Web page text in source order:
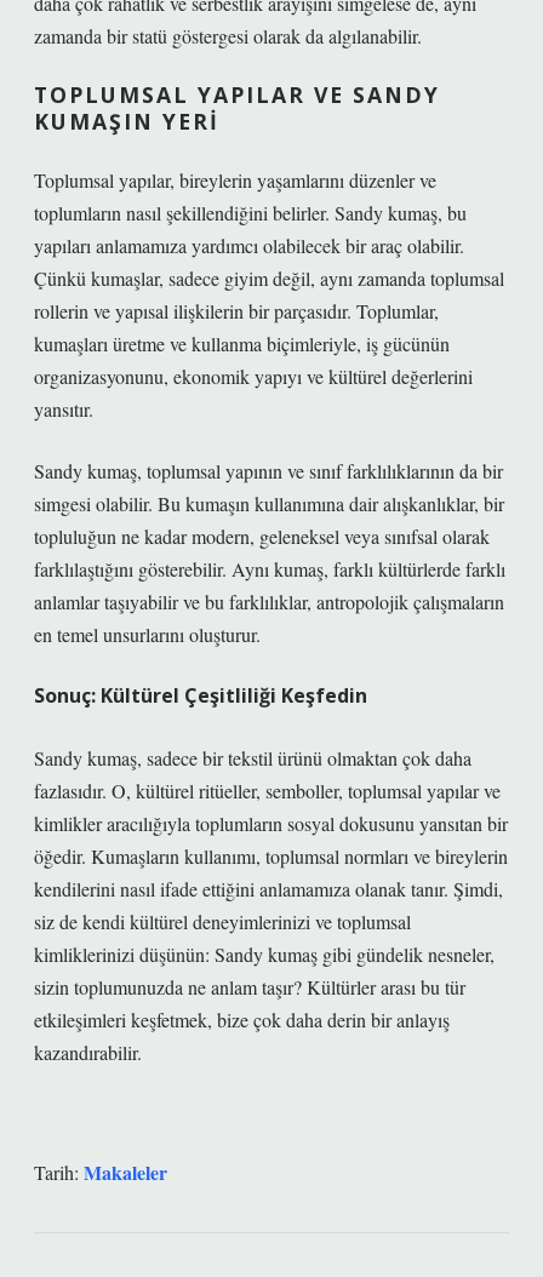
zamanda bir statü göstergesi olarak da algılanabilir.
TOPLUMSAL YAPILAR VE SANDY
KUMAŞIN YERI
Toplumsal yapılar, bireylerin yaşamlarını düzenler ve
toplumların nasıl şekillendiğini belirler. Sandy kumaş, bu
yapıları anlamamıza yardımcı olabilecek bir araç olabilir.
Çünkü kumaşlar, sadece giyim değil, aynı zamanda toplumsal
rollerin ve yapısal ilişkilerin bir parçasıdır. Toplumlar,
kumaşları üretme ve kullanma biçimleriyle, iş gücünün
organizasyonunu, ekonomik yapıyı ve kültürel değerlerini
yansıtır.
Sandy kumaş, toplumsal yapının ve sınıf farklılıklarının da bir
simgesi olabilir. Bu kumaşın kullanımına dair alışkanlıklar, bir
topluluğun ne kadar modern, geleneksel veya sınıfsal olarak
farklılaştığını gösterebilir. Aynı kumaş, farklı kültürlerde farklı
anlamlar taşıyabilir ve bu farklılıklar, antropolojik çalışmaların
en temel unsurlarını oluşturur.
Sonuç: Kültürel Çeşitliliği Keşfedin
Sandy kumaş, sadece bir tekstil ürünü olmaktan çok daha
fazlasıdır. O, kültürel ritüeller, semboller, toplumsal yapılar ve
kimlikler aracılığıyla toplumların sosyal dokusunu yansıtan bir
öğedir. Kumaşların kullanımı, toplumsal normları ve bireylerin
kendilerini nasıl ifade ettiğini anlamamıza olanak tanır. Şimdi,
siz de kendi kültürel deneyimlerinizi ve toplumsal
kimliklerinizi düşünün: Sandy kumaş gibi gündelik nesneler,
sizin toplumunuzda ne anlam taşır? Kültürler arası bu tür
etkileşimleri keşfetmek, bize çok daha derin bir anlayış
kazandırabilir.
Tarih: Makaleler